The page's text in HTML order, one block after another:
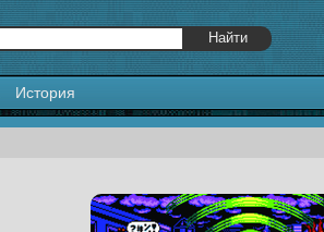
История